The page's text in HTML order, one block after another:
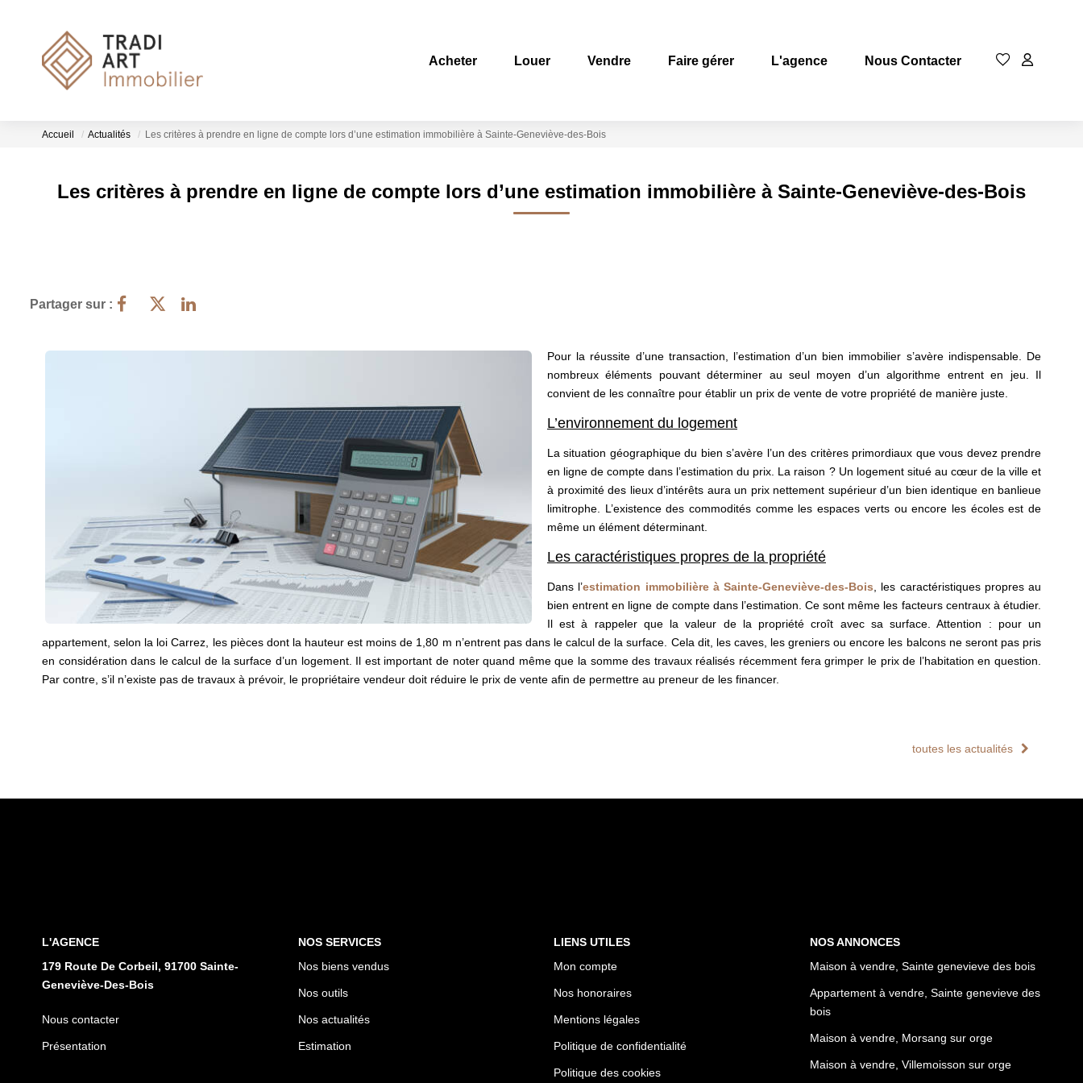
Acheter Louer Vendre Faire gérer L'agence Nous Contacter
Accueil Actualités Les critères à prendre en ligne de compte lors d’une estimation immobilière à Sainte-Geneviève-des-Bois
Les critères à prendre en ligne de compte lors d’une estimation immobilière à Sainte-Geneviève-des-Bois
Partager sur :
Pour la réussite d’une transaction, l’estimation d’un bien immobilier s’avère indispensable. De
nombreux éléments pouvant déterminer au seul moyen d’un algorithme entrent en jeu. Il
convient de les connaître pour établir un prix de vente de votre propriété de manière juste.
L’environnement du logement
La situation géographique du bien s’avère l’un des critères primordiaux que vous devez prendre
en ligne de compte dans l’estimation du prix. La raison ? Un logement situé au cœur de la ville et
à proximité des lieux d’intérêts aura un prix nettement supérieur d’un bien identique en banlieue
limitrophe. L’existence des commodités comme les espaces verts ou encore les écoles est de
même un élément déterminant.
Les caractéristiques propres de la propriété
Dans l’estimation immobilière à Sainte-Geneviève-des-Bois , les caractéristiques propres au
bien entrent en ligne de compte dans l’estimation. Ce sont même les facteurs centraux à étudier.
Il est à rappeler que la valeur de la propriété croît avec sa surface. Attention : pour un
appartement, selon la loi Carrez, les pièces dont la hauteur est moins de 1,80 m n’entrent pas dans le calcul de la surface. Cela dit, les caves, les greniers ou encore les balcons ne seront pas pris
en considération dans le calcul de la surface d’un logement. Il est important de noter quand même que la somme des travaux réalisés récemment fera grimper le prix de l’habitation en question.
Par contre, s’il n’existe pas de travaux à prévoir, le propriétaire vendeur doit réduire le prix de vente afin de permettre au preneur de les financer.
toutes les actualités
L'AGENCE
179 Route De Corbeil, 91700 Sainte-
Geneviève-Des-Bois
Nous contacter
Présentation
NOS SERVICES
Nos biens vendus
Nos outils
Nos actualités
Estimation
LIENS UTILES
Mon compte
Nos honoraires
Mentions légales
Politique de confidentialité
Politique des cookies
NOS ANNONCES
Maison à vendre, Sainte genevieve des bois
Appartement à vendre, Sainte genevieve des
bois
Maison à vendre, Morsang sur orge
Maison à vendre, Villemoisson sur orge